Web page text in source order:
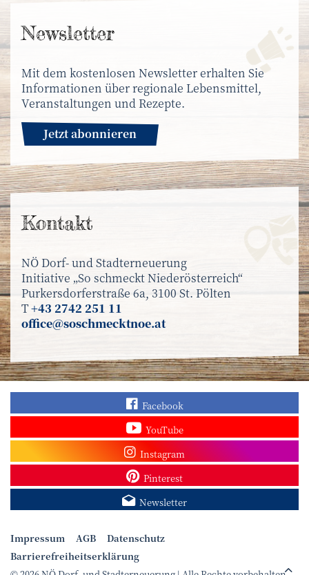
News­letter
Mit dem kostenlosen Newsletter erhalten Sie
Informationen über regionale Lebensmittel,
Veranstaltungen und Rezepte.
Jetzt abonnieren
Kontakt
NÖ Dorf- und Stadterneuerung
Initiative „So schmeckt Niederösterreich“
Purkersdorferstraße 6a, 3100 St. Pölten
T+43 2742 251 11
office@soschmecktnoe.at
Finden Sie „So
Facebook
Sehen Sie mehr
YouTube
Besuchen Sie unser
Instagram
Sieh dir unsere Pins
Pinterest
Melden Sie sich zum
Newsletter
Impressum AGB
Datenschutz
Barrierefreiheitserklärung